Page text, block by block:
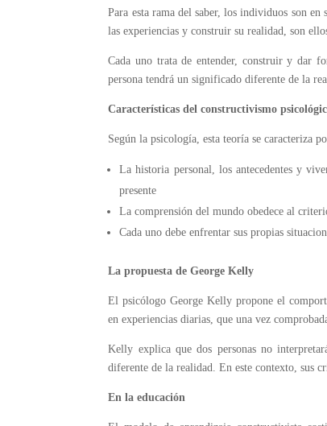
Para esta rama del saber, los individuos son
las experiencias y construir su realidad, son
Cada uno trata de entender, construir y dar
persona tendrá un significado diferente de la
Características del constructivismo
Según la psicología, esta teoría se caracteriza
La historia personal, los antecedentes y
presente
La comprensión del mundo obedece al
Cada uno debe enfrentar sus propias
La propuesta de George Kelly
El psicólogo George Kelly propone el
en experiencias diarias, que una vez
Kelly explica que dos personas no
diferente de la realidad. En este contexto, sus
En la educación